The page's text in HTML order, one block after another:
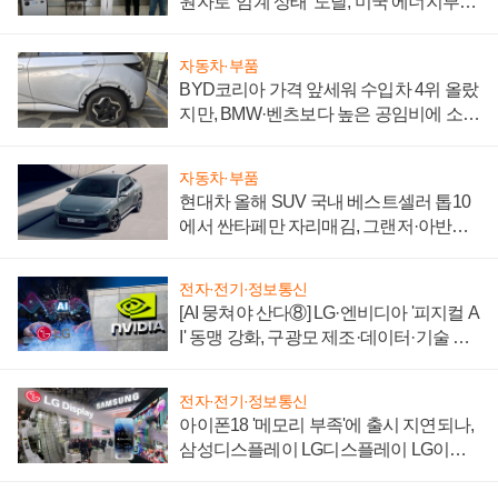
자동차·부품
BYD코리아 가격 앞세워 수입차 4위 올랐
지만, BMW·벤츠보다 높은 공임비에 소비
자동차·부품
현대차 올해 SUV 국내 베스트셀러 톱10
에서 싼타페만 자리매김, 그랜저·아반떼
전자·전기·정보통신
[AI 뭉쳐야 산다⑧] LG·엔비디아 '피지컬 A
I' 동맹 강화, 구광모 제조·데이터·기술 결
전자·전기·정보통신
아이폰18 '메모리 부족'에 출시 지연되나,
삼성디스플레이 LG디스플레이 LG이노